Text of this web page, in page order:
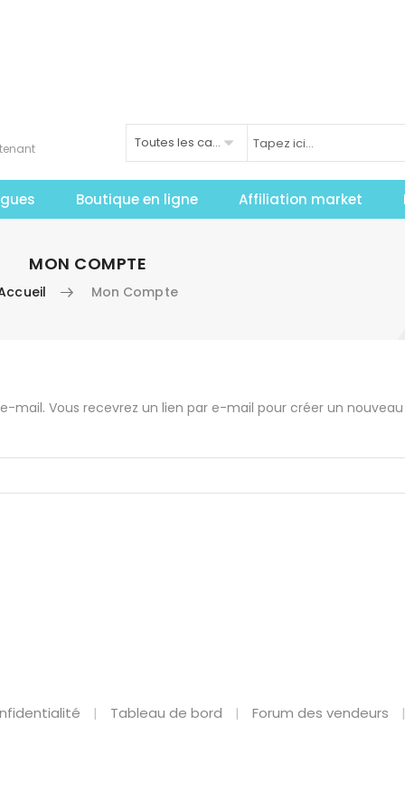
Toutes les catégories
Boutique en ligne Affiliation market
MON COMPTE
Mon Compte
mail. Vous recevrez un lien par e-mail pour créer un
Tableau de bord Forum des vendeurs